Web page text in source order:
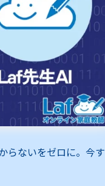
らないをゼロに。今す